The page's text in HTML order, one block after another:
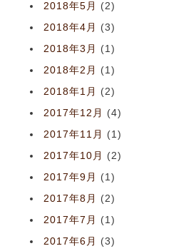
2018年5月
(2)
2018年4月
(3)
2018年3月
(1)
2018年2月
(1)
2018年1月
(2)
2017年12月
(4)
2017年11月
(1)
2017年10月
(2)
2017年9月
(1)
2017年8月
(2)
2017年7月
(1)
2017年6月
(3)